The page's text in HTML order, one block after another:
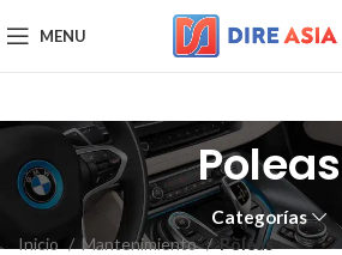
MENU
Poleas
Categorías
Inicio Mantenimiento
Poleas